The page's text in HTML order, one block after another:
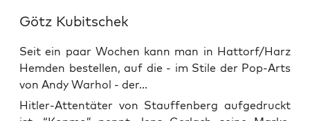
Götz Kubitschek
Seit ein paar Wochen kann man in Hattorf/Harz
Hemden bestellen, auf die - im Stile der Pop-Arts
von Andy Warhol - der...
Hit­ler-Atten­tä­ter von Stauf­fen­berg auf­ge­druckt